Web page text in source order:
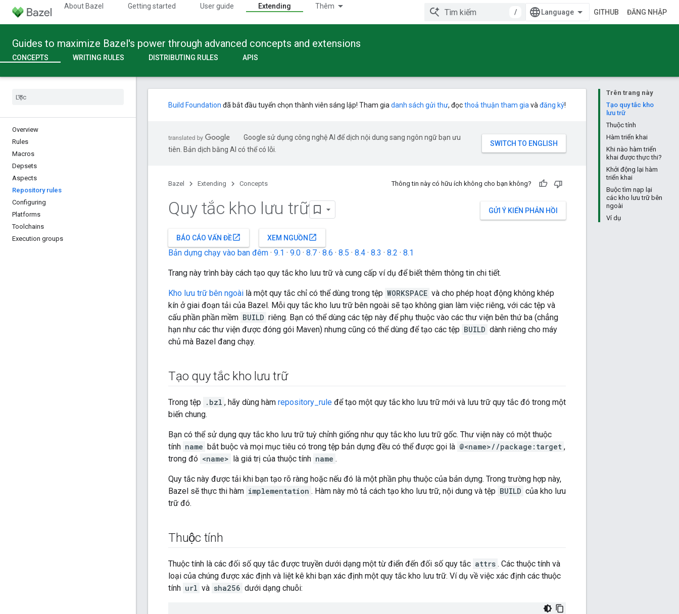
About Bazel Getting started User guide Extending Thêm
/ GITHUB ĐĂNG NHẬP
Guides to maximize Bazel's power through advanced concepts and extensions
CONCEPTS WRITING RULES DISTRIBUTING RULES APIS
Overview
Rules
Macros
Depsets
Aspects
Repository rules
Configuring
Platforms
Toolchains
Execution groups
Trên trang này
Tạo quy tắc kho
lưu trữ
Thuộc tính
Hàm triển khai
Khi nào hàm triển
khai được thực thi?
Khởi động lại hàm
triển khai
Buộc tìm nạp lại
các kho lưu trữ bên
ngoài
Ví dụ
Build Foundation đã bắt đầu tuyển chọn thành viên sáng lập! Tham gia danh sách gửi thư, đọcthoả thuận tham gia và đăng ký!
Google sử dụng công nghệ AI để dịch nội dung sang ngôn ngữ bạn ưu
tiên. Bản dịch bằng AI có thể có lỗi.
Bazel Extending Concepts Thông tin này có hữu ích không cho bạn không?
GỬI Ý KIẾN PHẢN HỒI
Quy tắc kho lưu trữ
BÁO CÁO VẤN ĐỀopen_in_new XEM NGUỒN open_in_new
Bản dựng chạy vào ban đêm · 9.1 · 9.0 · 8.7 · 8.6 · 8.5 · 8.4 · 8.3 · 8.2 · 8.1
Trang này trình bày cách tạo quy tắc kho lưu trữ và cung cấp ví dụ để biết thêm thông tin chi tiết.
Kho lưu trữ bên ngoài là một quy tắc chỉ có thể dùng trong tệp WORKSPACE và cho phép hoạt động không khép
kín ở giai đoạn tải của Bazel. Mỗi quy tắc kho lưu trữ bên ngoài sẽ tạo không gian làm việc riêng, với các tệp và
cấu phần phần mềm BUILD riêng. Bạn có thể dùng các tệp này để phụ thuộc vào các thư viện bên thứ ba (chẳng
hạn như các thư viện được đóng gói Maven) nhưng cũng có thể dùng để tạo các tệp BUILD dành riêng cho máy
chủ mà Bazel đang chạy.
Tạo quy tắc kho lưu trữ
Trong tệp .bzl , hãy dùng hàm repository_rule để tạo một quy tắc kho lưu trữ mới và lưu trữ quy tắc đó trong một
biến chung.
Bạn có thể sử dụng quy tắc kho lưu trữ tuỳ chỉnh giống như quy tắc kho lưu trữ gốc. Thư viện này có một thuộc
tính name bắt buộc và mọi mục tiêu có trong tệp bản dựng đều có thể được gọi là @<name>//package:target ,
trong đó <name> là giá trị của thuộc tính name .
Quy tắc này được tải khi bạn tạo rõ ràng hoặc nếu đó là một phần phụ thuộc của bản dựng. Trong trường hợp này,
Bazel sẽ thực thi hàm implementation . Hàm này mô tả cách tạo kho lưu trữ, nội dung và tệp BUILD của kho lưu
trữ đó.
Thuộc tính
Thuộc tính là các đối số quy tắc được truyền dưới dạng một từ điển đến đối số quy tắc attrs . Các thuộc tính và
loại của chúng được xác định và liệt kê khi bạn xác định một quy tắc kho lưu trữ. Ví dụ về việc xác định các thuộc
tính url và sha256 dưới dạng chuỗi: